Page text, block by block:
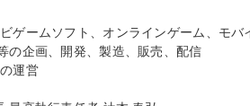
ゲームソフト、オンラインゲーム、モバ
運営